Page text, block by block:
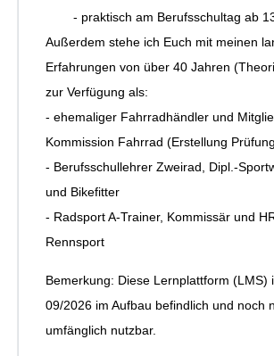
- praktisch am Berufsschultag ab
Außerdem stehe ich Euch mit meinen
Erfahrungen von über 40 Jahren
zur Verfügung als:
- ehemaliger Fahrradhändler und
Kommission Fahrrad (Erstellung
- Berufsschullehrer Zweirad, Dipl.-
und Bikefitter
- Radsport A-Trainer, Kommissär und
Rennsport
Bemerkung: Diese Lernplattform (LMS)
09/2026 im Aufbau befindlich und noch
umfänglich nutzbar.